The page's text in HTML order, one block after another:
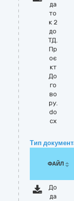
да
то
к 2
до
ТД.
Пр
оє
кт
До
го
во
ру.
do
cx
Тип
ФАЙЛ
До
да